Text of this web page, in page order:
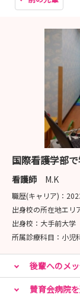
国際看護学部
看護師 M.K
職歴(キャリア)：
出身校の所在地エリ
出身校： 大手前大学
所属診療科目： 小児
後輩へのメ
賛育会病院